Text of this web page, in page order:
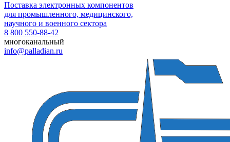
Поставка электронных компонентов
для промышленного, медицинского,
научного и военного сектора
8 800 550-88-42
многоканальный
info@palladian.ru